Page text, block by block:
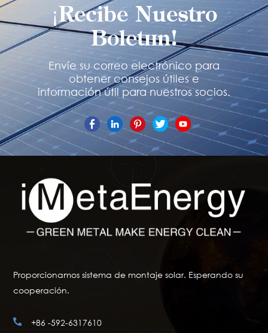
¡Recibe Nuestro
Boletín!
Envíe su correo electrónico para
obtener consejos útiles e
información útil para nuestros socios.
Proporcionamos sistema de montaje solar. Esperando su
cooperación.
+86 -592-6317610